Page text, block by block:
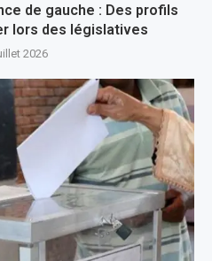
de gauche : Des profils
lors des législatives
2026